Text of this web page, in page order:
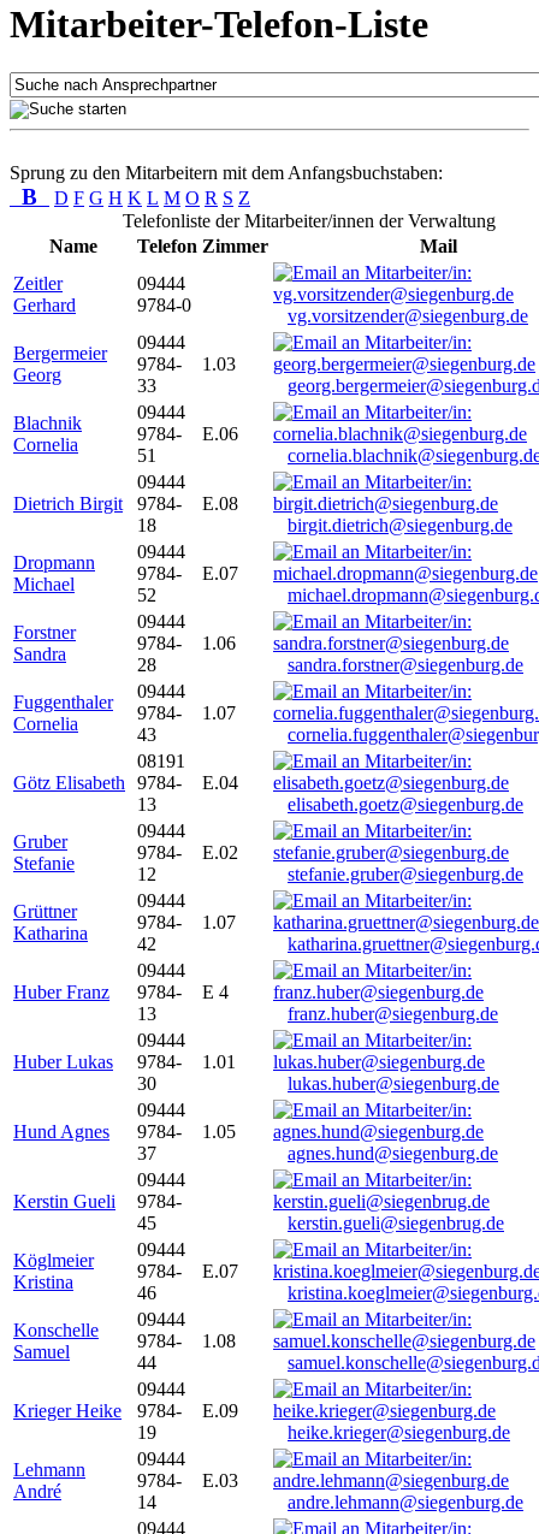
Mitarbeiter-Telefon-Liste
Sprung zu den Mitarbeitern mit dem Anfangsbuchstaben:
B D F G H K L M O R S Z
Telefonliste der Mitarbeiter/innen der Verwaltung
Name
Telefon Zimmer
Mail
Zeitler
Gerhard
09444
9784-0
vg.vorsitzender@siegenburg.de
Bergermeier
Georg
09444
9784-
33
1.03
Blachnik
Cornelia
09444
9784-
51
E.06
Dietrich Birgit
09444
9784-
18
E.08
birgit.dietrich@siegenburg.de
Dropmann
Michael
09444
9784-
52
E.07
Forstner
Sandra
09444
9784-
28
1.06
sandra.forstner@siegenburg.de
Fuggenthaler
Cornelia
09444
9784-
43
1.07
Götz Elisabeth
08191
9784-
13
E.04
elisabeth.goetz@siegenburg.de
Gruber
Stefanie
09444
9784-
12
E.02
stefanie.gruber@siegenburg.de
Grüttner
Katharina
09444
9784-
42
1.07
Huber Franz
09444
9784-
13
E 4
franz.huber@siegenburg.de
Huber Lukas
09444
9784-
30
1.01
lukas.huber@siegenburg.de
Hund Agnes
09444
9784-
37
1.05
agnes.hund@siegenburg.de
Kerstin Gueli
09444
9784-
45
kerstin.gueli@siegenbrug.de
Köglmeier
Kristina
09444
9784-
46
E.07
Konschelle
Samuel
09444
9784-
44
1.08
Krieger Heike
09444
9784-
19
E.09
heike.krieger@siegenburg.de
Lehmann
André
09444
9784-
14
E.03
andre.lehmann@siegenburg.de
09444